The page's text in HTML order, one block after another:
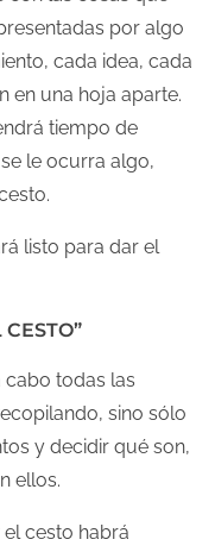
por algo
cada idea, cada
en una hoja aparte.
tiempo de
le ocurra algo,
listo para dar el
cabo todas las
sino sólo
y decidir qué son,
ellos.
cesto habrá